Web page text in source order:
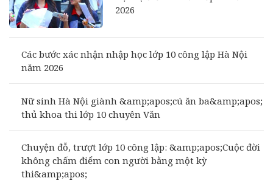
2026
Các bước xác nhận nhập học lớp 10 công lập Hà Nội
năm 2026
Nữ sinh Hà Nội giành &amp;apos;cú ăn ba&amp;apos;
thủ khoa thi lớp 10 chuyên Văn
Chuyện đỗ, trượt lớp 10 công lập: &amp;apos;Cuộc đời
không chấm điểm con người bằng một kỳ
thi&amp;apos;